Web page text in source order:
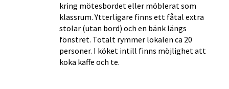
kring mötesbordet eller möblerat som
klassrum. Ytterligare finns ett fåtal extra
stolar (utan bord) och en bänk längs
fönstret. Totalt rymmer lokalen ca 20
personer. I köket intill finns möjlighet att
koka kaffe och te.